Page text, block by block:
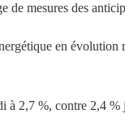
de mesures des
en
à 2,7 %, contre 2,4 %